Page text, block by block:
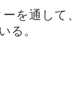
を通し
る。